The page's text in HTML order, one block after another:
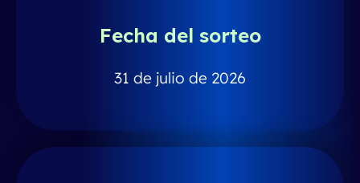
Fecha del sorteo
31 de julio de 2026